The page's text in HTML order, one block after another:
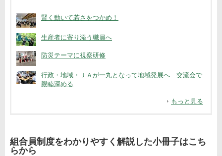
賢く動いて若さをつかめ！
生産者に寄り添う職員へ
防災テーマに視察研修
行政・地域・ＪＡが一丸となって地域発展へ 交流会で
親睦深める
もっと見る
組合員制度をわかりやすく解説した小冊子はこち
らから